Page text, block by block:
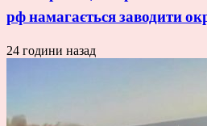
рф намагається заводити
24 години назад